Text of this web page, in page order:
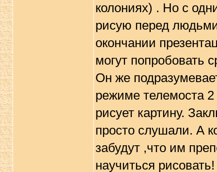
колониях) . Но с
рисую перед
окончании
могут попробовать
Он же
режиме телемоста
рисует картину.
просто слушали. А
забудут ,что им
научиться рисовать!